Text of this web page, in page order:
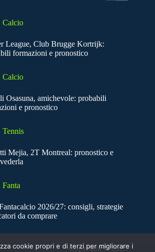
Calcio
League, Club Brugge Kortrijk:
formazioni e pronostico
Calcio
Osasuna, amichevole: probabili
e pronostico
Tennis
Mejia, 2T Montreal: pronostico e
Fanta
2026/27: consigli, strategie
da comprare
Copyright © 2025
cookie propri e di terzi per migliorare i